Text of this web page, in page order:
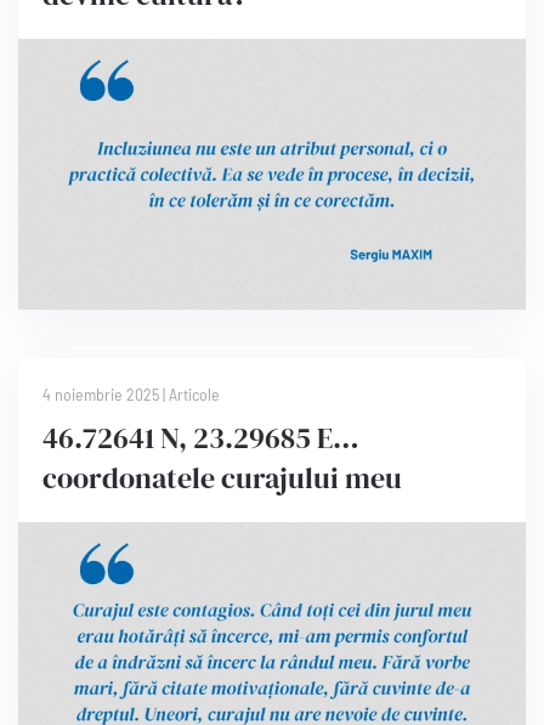
4 noiembrie 2025|Articole
46.72641 N, 23.29685 E…
coordonatele curajului meu